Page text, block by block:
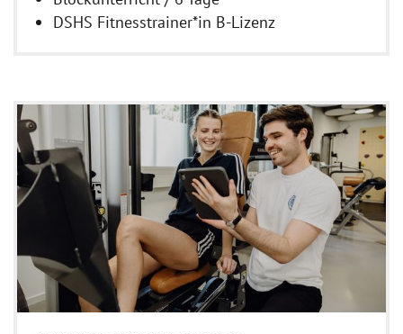
DSHS Fitnesstrainer*in B-Lizenz